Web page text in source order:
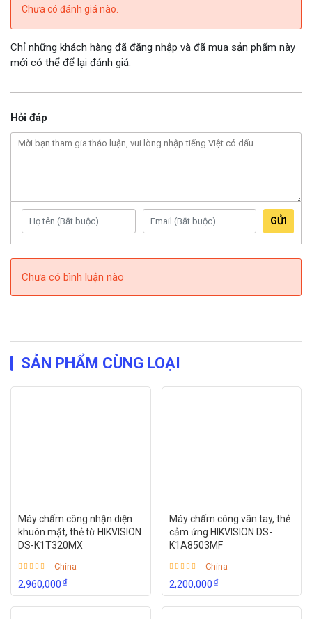
Chưa có đánh giá nào.
Chỉ những khách hàng đã đăng nhập và đã mua sản phẩm này
mới có thể để lại đánh giá.
Hỏi đáp
GỬI
Chưa có bình luận nào
SẢN PHẨM CÙNG LOẠI
Máy chấm công nhận diện
khuôn mặt, thẻ từ HIKVISION
DS-K1T320MX
- China
2,960,000₫
Máy chấm công vân tay, thẻ
cảm ứng HIKVISION DS-
K1A8503MF
- China
2,200,000₫